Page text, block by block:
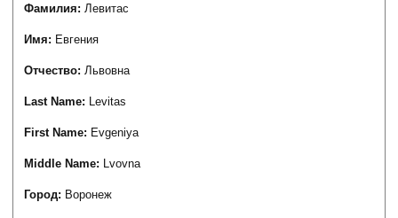
Фамилия:Левитас
Имя: Евгения
Отчество:Львовна
Last Name: Levitas
First Name: Evgeniya
Middle Name: Lvovna
Город: Воронеж